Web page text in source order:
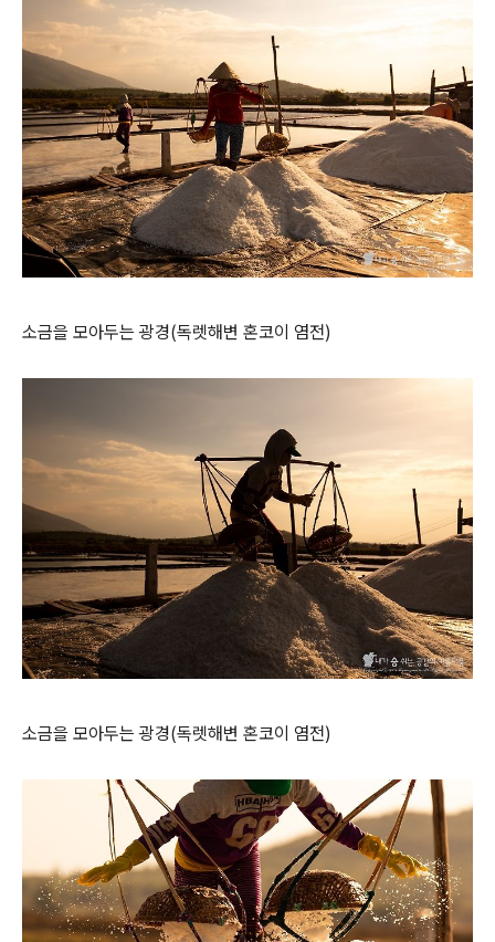
소금을 모아두는 광경(독렛해변 혼코이 염전)
소금을 모아두는 광경(독렛해변 혼코이 염전)